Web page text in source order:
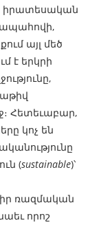
իրատեսական
ապահովի,
այլ մեծ
է երկրի
Հետեւաբար,
կոչ են
(sustainable)՝
իր ռազմական
որոշ